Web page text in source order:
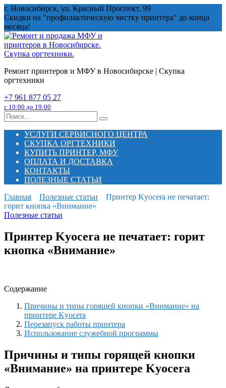
Перейти
к
содержанию
г. Новосибирск, ул. Красный Проспект, 99
Скидки на "профилактическую чистку принтера" до конца
месяца!
Ремонт принтеров и МФУ в Новосибирске | Скупка
оргтехники
+7 961 877 05 27
с 10:00 до 19:00
Search
for:
УСЛУГИ СЕРВИСНОГО ЦЕНТРА
СКУПКА ОРГТЕХНИКИ
КУПИТЬ ПРИНТЕР, МФУ
ОПЛАТА И ДОСТАВКА
КОНТАКТЫ
ПОЛЕЗНЫЕ СТАТЬИ
Главная
Полезные статьи
Принтер Kyocera не печатает:
горит кнопка «Внимание»
Полезные статьи
Принтер Kyocera не печатает: горит
кнопка «Внимание»
Содержание
Причины и типы горящей кнопки «Внимание» на
принтере Kyocera
Перезапуск работы принтера
Использование служебной программы
Причины и типы горящей кнопки
«Внимание» на принтере Kyocera